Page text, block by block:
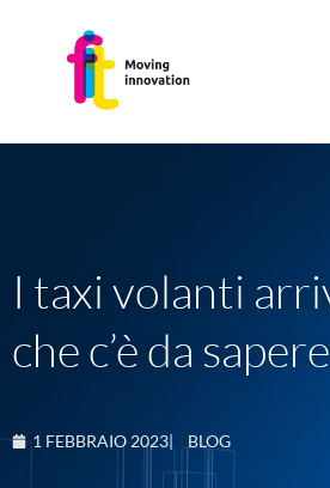
I taxi volanti
che c’è da sapere
1 FEBBRAIO 2023| BLOG